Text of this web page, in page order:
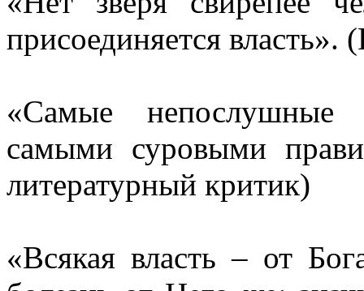
присоединяется власть».
«Самые непослушные
самыми суровыми
литературный критик)
«Всякая власть – от